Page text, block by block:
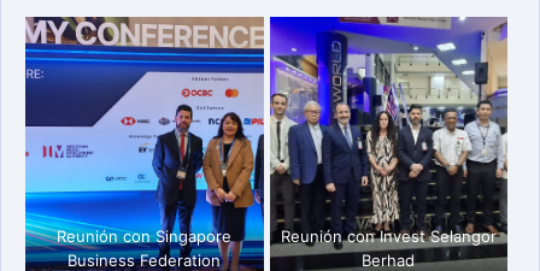
Reunión con Singapore
Business Federation
Reunión con Invest Selangor
Berhad